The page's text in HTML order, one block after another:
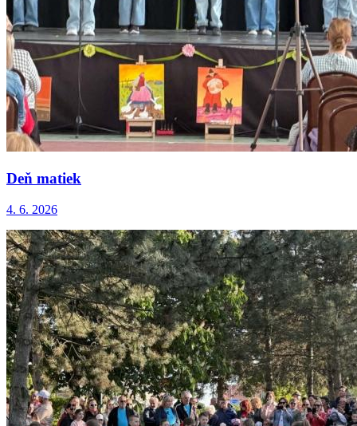
Deň matiek
4. 6. 2026